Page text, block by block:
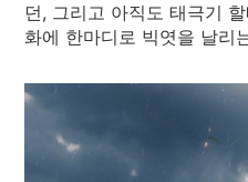
던, 그리고 아직도 태극기
화에 한마디로 빅엿을 날리